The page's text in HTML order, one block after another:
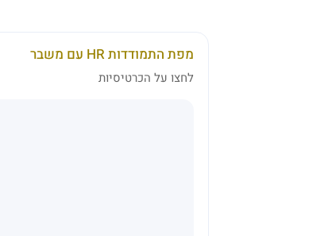
מפת התמודדות HR עם משבר
לחצו על הכרטיסיות